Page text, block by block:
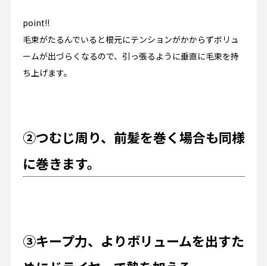
point!!
毛束がたるんでいると根元にテンションがかからずボリュ
ームが出づらくなるので、引っ張るように垂直に毛束を持
ち上げます。
②つむじ周り、前髪を巻く場合も同様
に巻きます。
③キープ力、よりボリュームを出すた